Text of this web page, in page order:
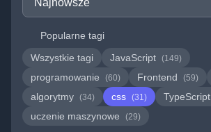
Popularne tagi
Wszystkie tagi
JavaScript (149)
programowanie (60) Frontend (59)
algorytmy (34) css (31) TypeScript
uczenie maszynowe (29)